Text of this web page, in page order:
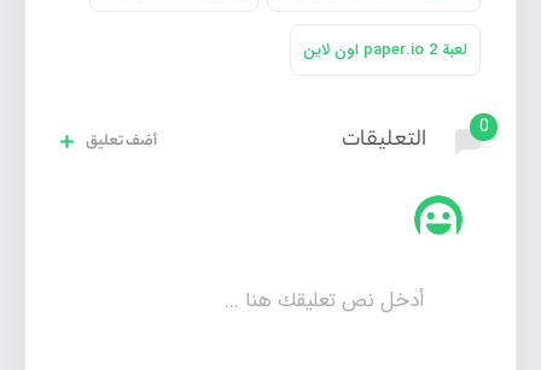
لعبة paper.io 2 اون لاين
0 التعليقات أضف تعليق